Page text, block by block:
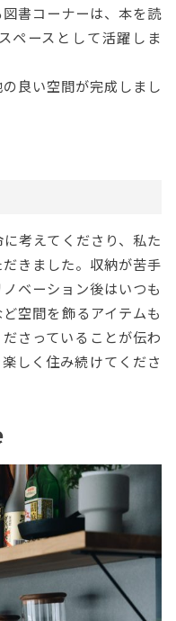
書コーナーは、本を読
ペースとして活躍しま
良い空間が完成しまし
考えてくださり、私た
きました。収納が苦手
ベーション後はいつも
空間を飾るアイテムも
さっていることが伝わ
しく住み続けてくださ